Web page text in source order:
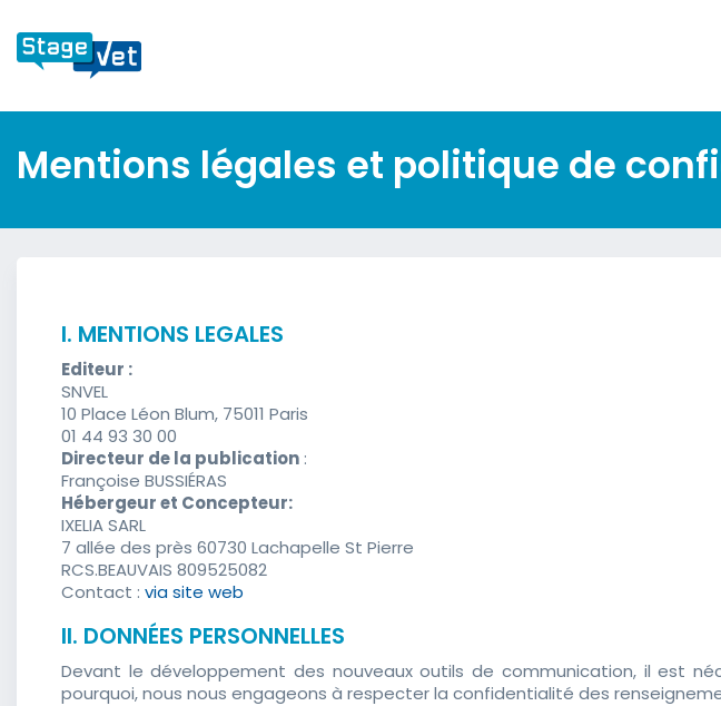
Mentions légales et politique de
I. MENTIONS LEGALES
Editeur :
SNVEL
10 Place Léon Blum, 75011 Paris
01 44 93 30 00
Directeur de la publication :
Françoise BUSSIÉRAS
Hébergeur et Concepteur:
IXELIA SARL
7 allée des près 60730 Lachapelle St Pierre
RCS.BEAUVAIS 809525082
Contact : via site web
II. DONNÉES PERSONNELLES
Devant le développement des nouveaux outils de communication, il est
pourquoi, nous nous engageons à respecter la confidentialité des